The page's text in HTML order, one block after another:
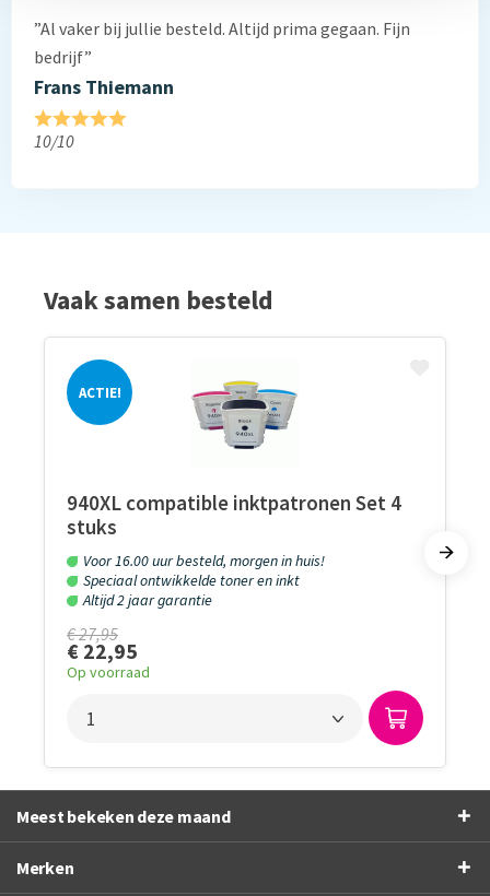
”Al vaker bij jullie besteld. Altijd prima gegaan. Fijn
bedrijf”
Frans Thiemann
10/10
Vaak samen besteld
ACTIE!
940XL compatible inktpatronen Set 4
stuks
Voor 16.00 uur besteld, morgen in huis!
Speciaal ontwikkelde toner en inkt
Altijd 2 jaar garantie
€ 27,95
€ 22,95
Op voorraad
Meest bekeken deze maand
Merken